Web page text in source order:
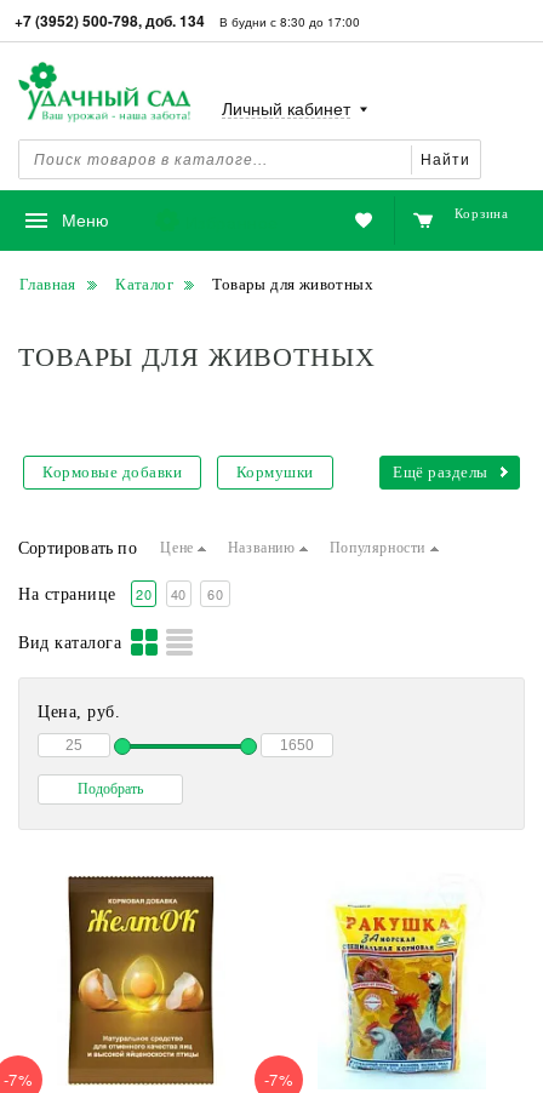
+7 (3952) 500-798, доб. 134 В будни с 8:30 до 17:00
Найти
Личный кабинет
Меню Корзина
Главная Каталог Товары для животных
ТОВАРЫ ДЛЯ ЖИВОТНЫХ
Кормовые добавки Кормушки
Бактерии для подстилки в птичнике
Ещё разделы
Сортировать по Цене Названию Популярности
На странице 20 40 60
Вид каталога
Цена, руб.
-7% -7%